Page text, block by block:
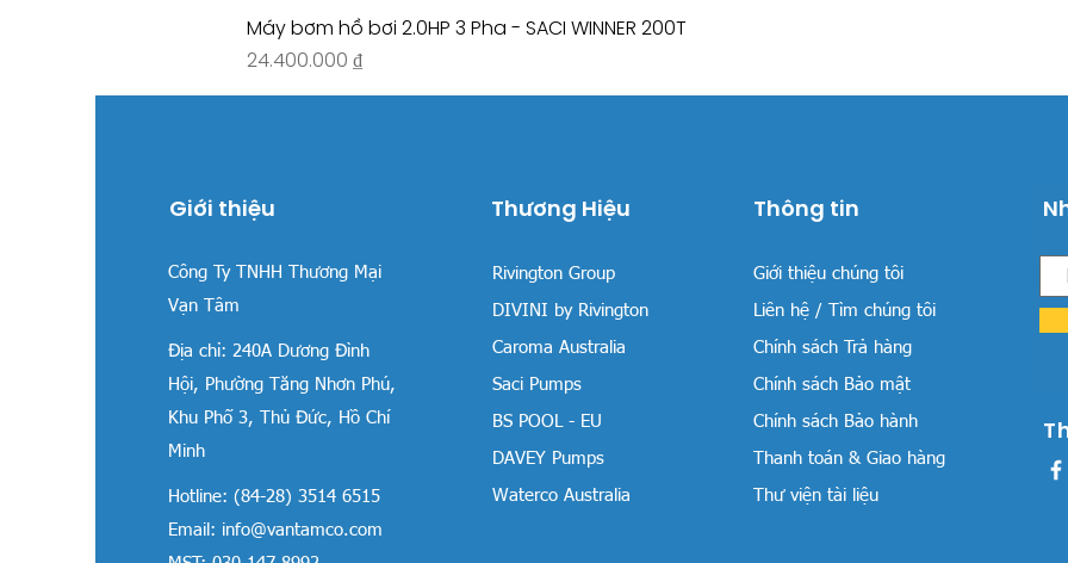
Máy bơm hồ bơi 2.0HP 3 Pha - SACI WINNER 200T
Giá
24.400.000 ₫
Giới thiệu
Công Ty TNHH Thương Mại
Vạn Tâm
Địa chỉ:240A Dương Đình
Hội, Phường Tăng Nhơn Phú,
Khu Phố 3, Thủ Đức, Hồ Chí
Minh
Hotline: (84-28) 3514 6515
Email: info@vantamco.com
Thương Hiệu
Rivington Group
DIVINI by Rivington
Caroma Australia
Saci Pumps
BS POOL - EU
DAVEY Pumps
Waterco Australia
Thông tin
Giới thiệu chúng tôi
Liên hệ / Tìm chúng tôi
Chính sách Trả hàng
Chính sách Bảo mật
Chính sách Bảo hành
Thanh toán & Giao hàng
Thư viện tài liệu